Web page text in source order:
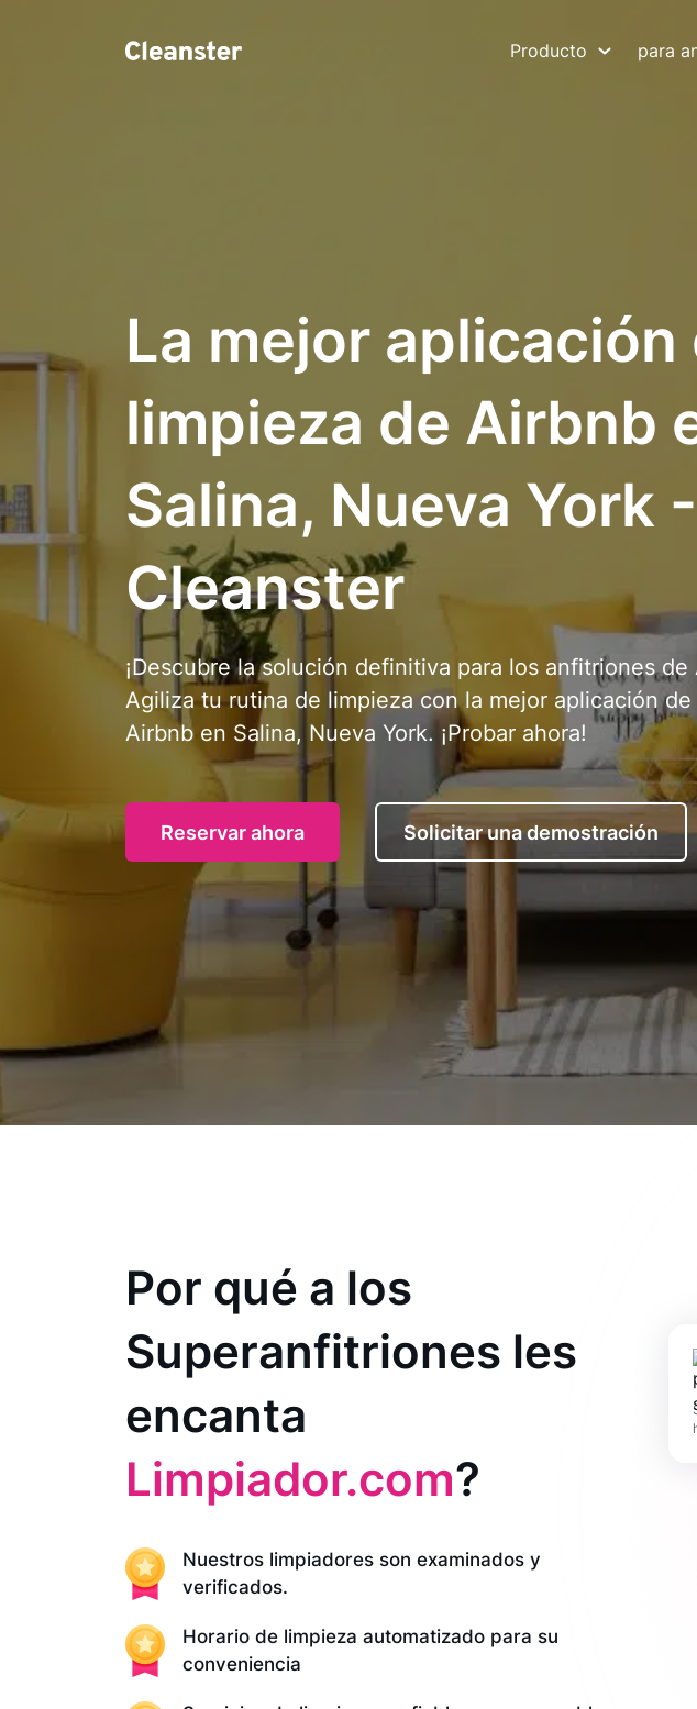
Producto para
La mejor aplicación
limpieza de Airbnb
Salina, Nueva York -
Cleanster
¡Descubre la solución definitiva para los anfitriones de
Agiliza tu rutina de limpieza con la mejor aplicación
Airbnb en Salina, Nueva York. ¡Probar ahora!
Reservar ahora Solicitar una demostración
Por qué a los
Superanfitriones les
encanta
Limpiador.com?
Nuestros limpiadores son examinados y
verificados.
Horario de limpieza automatizado para su
conveniencia